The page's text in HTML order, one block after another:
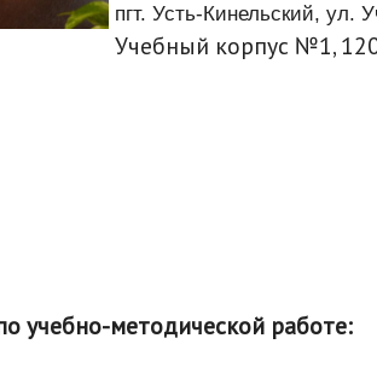
пгт. Усть-Кинельский, ул.
Учебный корпус №1,
учебно-методической работе: